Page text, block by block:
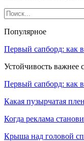
Популярное
Первый сапборд: как
Устойчивость
Первый сапборд: как
Какая пузырчатая
Когда реклама
Крыша над головой